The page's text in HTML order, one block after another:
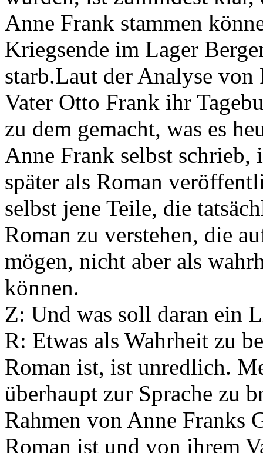
Anne Frank stammen
Kriegsende im Lager
starb.Laut der Analyse
Vater Otto Frank ihr
zu dem gemacht, was es
Anne Frank selbst
später als Roman
selbst jene Teile, die
Roman zu verstehen, die
mögen, nicht aber als
können.
Z: Und was soll daran ein
R: Etwas als Wahrheit zu
Roman ist, ist unredlich.
überhaupt zur Sprache zu
Rahmen von Anne Franks
Roman ist und von ihrem